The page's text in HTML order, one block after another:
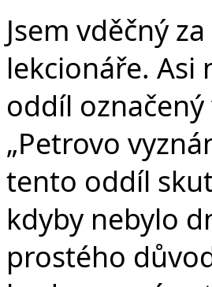
Jsem vděčný
lekcionáře. Asi
oddíl
„Petrovo
tento oddíl
kdyby nebylo
prostého